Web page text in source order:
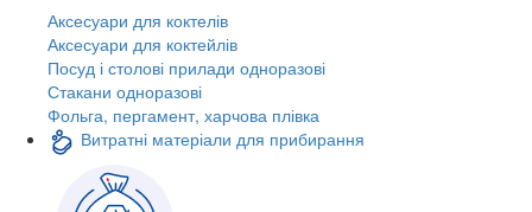
Аксесуари для коктелів
Аксесуари для коктейлів
Посуд і столові прилади одноразові
Стакани одноразові
Фольга, пергамент, харчова плівка
Витратні матеріали для прибирання